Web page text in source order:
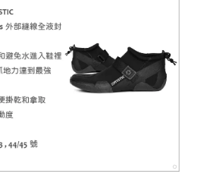
流T恤 舒適涼感 土耳其棉
加入購物車